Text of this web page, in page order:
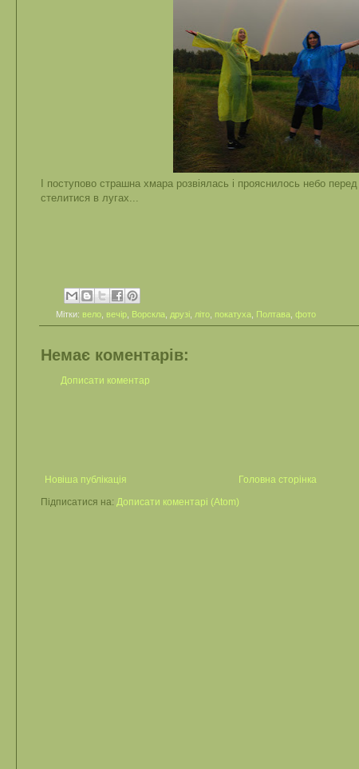
І поступово страшна хмара розвіялась і прояснилось небо
стелитися в лугах...
Мітки: вело, вечір, Ворскла друзі, літо, покатуха Полтава фото
Немає коментарів:
Дописати коментар
Новіша публікація
Головна сторінка
Підписатися на: Дописати коментарі (Atom)